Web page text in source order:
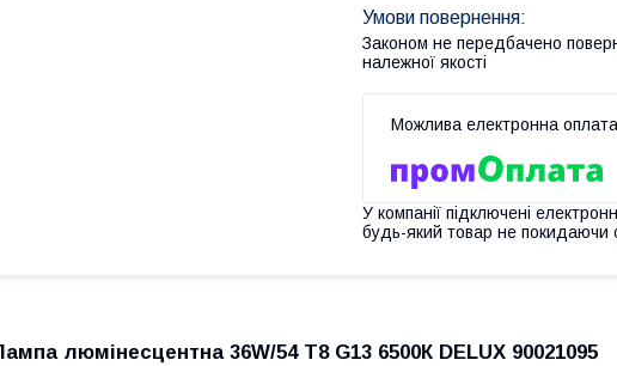
Законом не передбачено
належної якості
У компанії підключені
будь-який товар не покидаючи
люмінесцентна 36W/54 T8 G13 6500К DELUX 90021095